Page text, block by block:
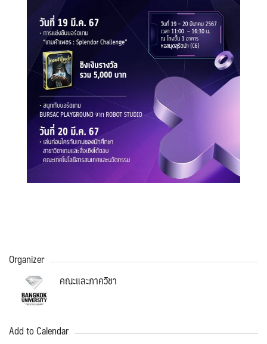
Search
for:
Search
Organizer
คณะและภาควิชา
Add to Calendar